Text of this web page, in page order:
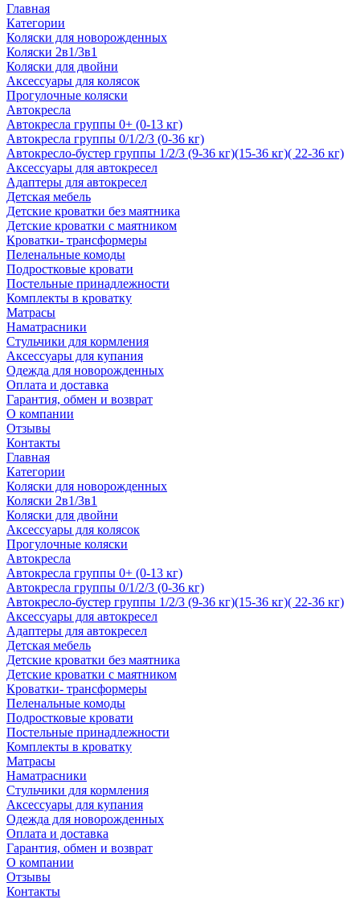
Главная
Категории
Коляски для новорожденных
Коляски 2в1/3в1
Коляски для двойни
Аксессуары для колясок
Прогулочные коляски
Автокресла
Автокресла группы 0+ (0-13 кг)
Автокресла группы 0/1/2/3 (0-36 кг)
Автокресло-бустер группы 1/2/3 (9-36 кг)(15-36 кг)( 22-36 кг)
Аксессуары для автокресел
Адаптеры для автокресел
Детская мебель
Детские кроватки без маятника
Детские кроватки с маятником
Кроватки- трансформеры
Пеленальные комоды
Подростковые кровати
Постельные принадлежности
Комплекты в кроватку
Матрасы
Наматрасники
Стульчики для кормления
Аксессуары для купания
Одежда для новорожденных
Оплата и доставка
Гарантия, обмен и возврат
О компании
Отзывы
Контакты
Главная
Категории
Коляски для новорожденных
Коляски 2в1/3в1
Коляски для двойни
Аксессуары для колясок
Прогулочные коляски
Автокресла
Автокресла группы 0+ (0-13 кг)
Автокресла группы 0/1/2/3 (0-36 кг)
Автокресло-бустер группы 1/2/3 (9-36 кг)(15-36 кг)( 22-36 кг)
Аксессуары для автокресел
Адаптеры для автокресел
Детская мебель
Детские кроватки без маятника
Детские кроватки с маятником
Кроватки- трансформеры
Пеленальные комоды
Подростковые кровати
Постельные принадлежности
Комплекты в кроватку
Матрасы
Наматрасники
Стульчики для кормления
Аксессуары для купания
Одежда для новорожденных
Оплата и доставка
Гарантия, обмен и возврат
О компании
Отзывы
Контакты